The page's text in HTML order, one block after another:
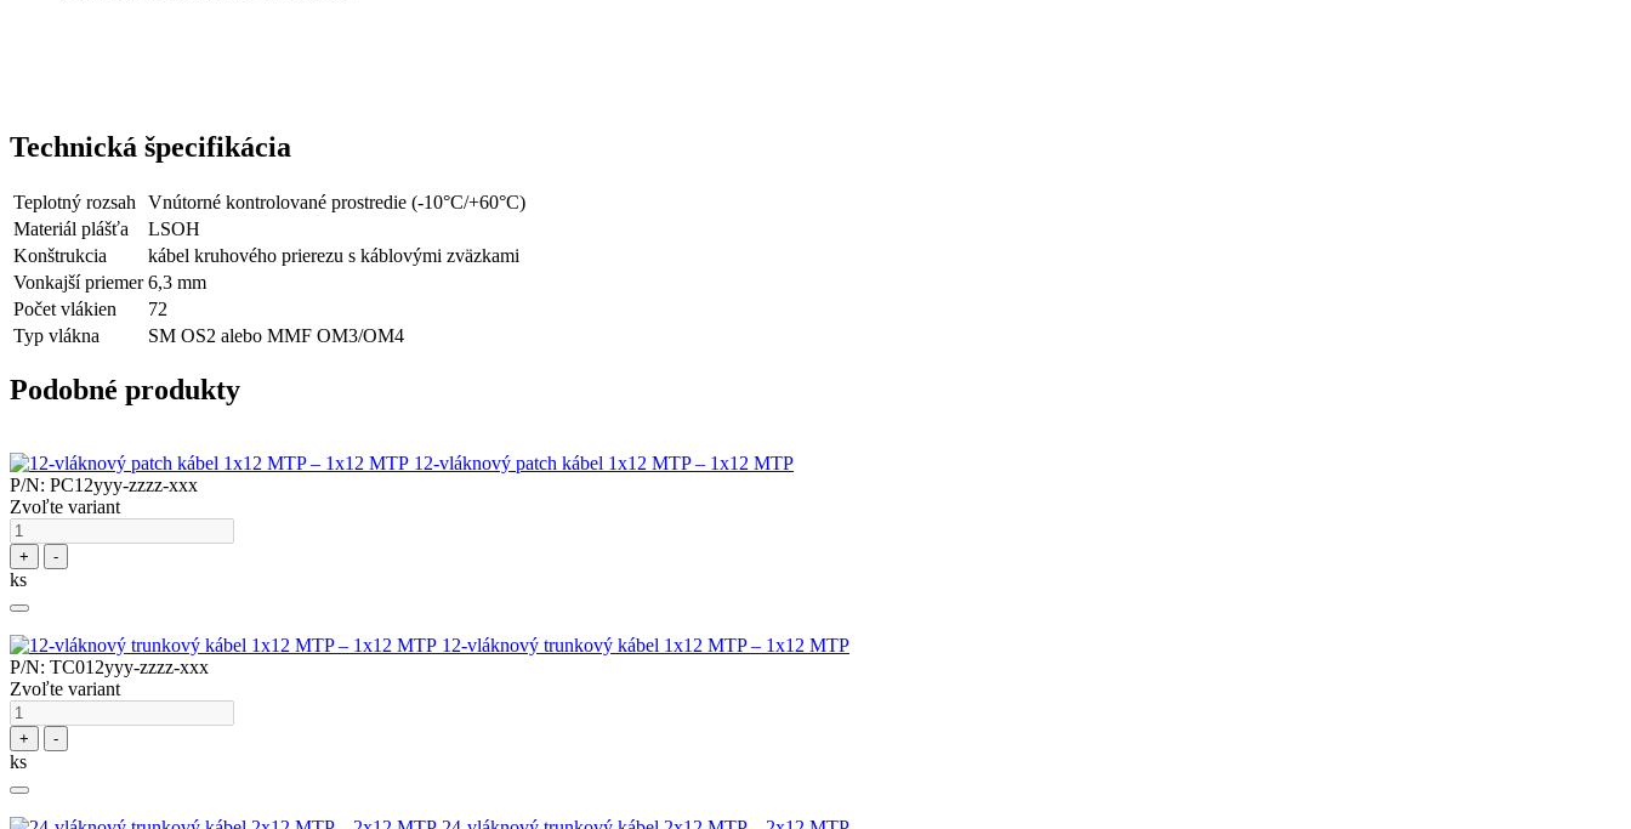
Technická špecifikácia
Teplotný rozsah
Vnútorné kontrolované prostredie (-10°C/+60°C)
Materiál plášťa
LSOH
Konštrukcia
kábel kruhového prierezu s káblovými zväzkami
Vonkajší priemer 6,3 mm
Počet vlákien
72
Typ vlákna
SM OS2 alebo MMF OM3/OM4
Podobné produkty
12-vláknový patch kábel 1x12 MTP – 1x12 MTP
P/N: PC12yyy-zzzz-xxx
Zvoľte variant
+ -
ks
12-vláknový trunkový kábel 1x12 MTP – 1x12 MTP
P/N: TC012yyy-zzzz-xxx
Zvoľte variant
+ -
ks